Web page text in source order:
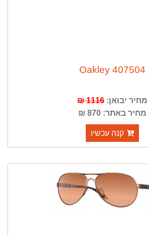
Oakley 407504
מחיר יבואן: 1116 ₪
מחיר באתר: 870 ₪
קנה עכשיו